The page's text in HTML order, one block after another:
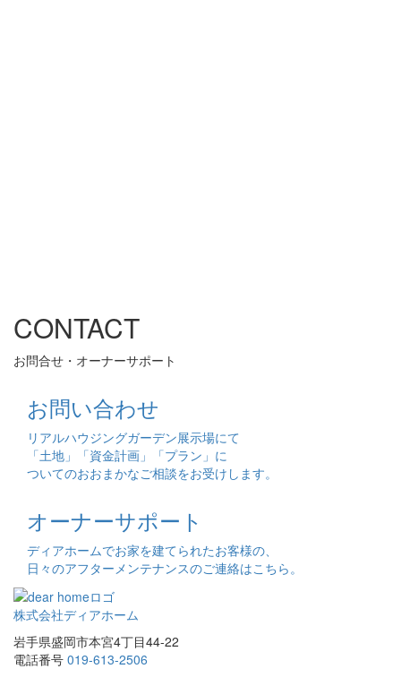
CONTACT
お問合せ・オーナーサポート
お問い合わせ
リアルハウジングガーデン展示場にて
「土地」「資金計画」「プラン」に
ついてのおおまかなご相談をお受けします。
オーナーサポート
ディアホームでお家を建てられたお客様の、
日々のアフターメンテナンスのご連絡はこちら。
株式会社ディアホーム
岩手県盛岡市本宮4丁目44-22
電話番号 019-613-2506